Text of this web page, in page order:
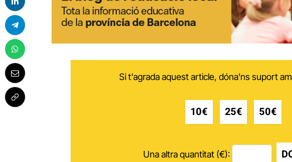
Si t'agrada aquest article, dóna'ns suport
10€ 25€ 50€
Una altra quantitat (€):